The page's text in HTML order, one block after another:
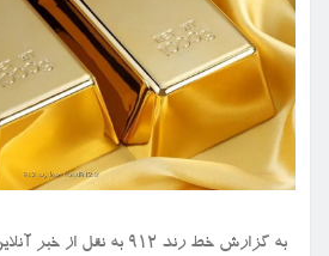
به گزارش خط رند ۹۱۲ به نقل